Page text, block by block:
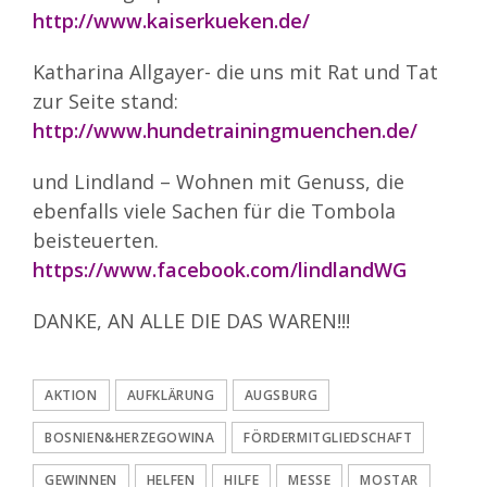
http://www.kaiserkueken.de/
Katharina Allgayer- die uns mit Rat und Tat
zur Seite stand:
http://www.hundetrainingmuenchen.de/
und Lindland – Wohnen mit Genuss, die
ebenfalls viele Sachen für die Tombola
beisteuerten.
https://www.facebook.com/lindlandWG
DANKE, AN ALLE DIE DAS WAREN!!!
AKTION AUFKLÄRUNG AUGSBURG
BOSNIEN&HERZEGOWINA FÖRDERMITGLIEDSCHAFT
GEWINNEN HELFEN HILFE MESSE MOSTAR